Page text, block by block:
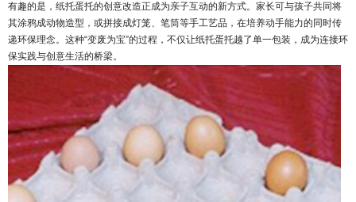
有趣的是，纸托蛋托的创意改造正成为亲子互动的新方式。家长可与孩子共同将
其涂鸦成动物造型，或拼接成灯笼、笔筒等手工艺品，在培养动手能力的同时传
递环保理念。这种“变废为宝”的过程，不仅让纸托蛋托越了单一包装，成为连接环
保实践与创意生活的桥梁。